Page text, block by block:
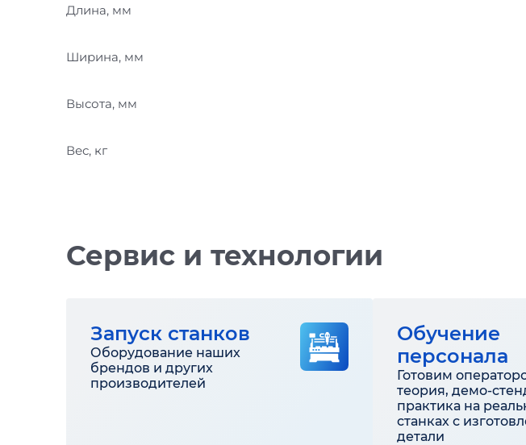
Длина, мм
Ширина, мм
Высота, мм
Вес, кг
Сервис и технологии
Запуск станков
Оборудование наших
брендов и других
производителей
Обучение
персонала
Готовим
теория, демо-
практика на
станках с
детали